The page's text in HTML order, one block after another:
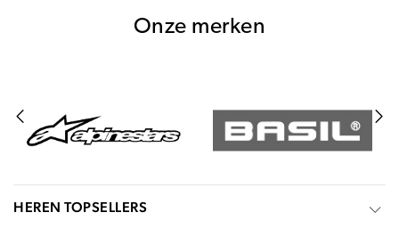
Onze merken
HEREN TOPSELLERS